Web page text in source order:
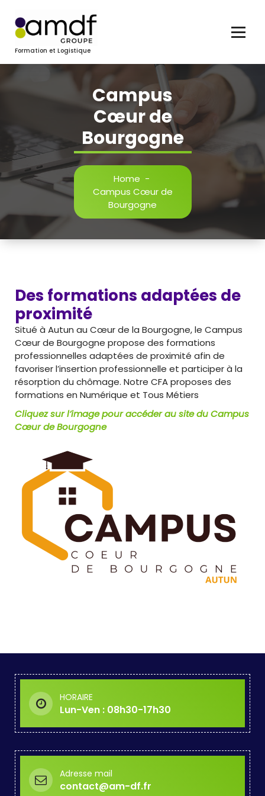
content
Formation et Logistique
Campus
Cœur de
Bourgogne
Home -
Campus Cœur de
Bourgogne
Des formations adaptées de
proximité
Situé à Autun au Cœur de la Bourgogne, le Campus
Cœur de Bourgogne propose des formations
professionnelles adaptées de proximité afin de
favoriser l’insertion professionnelle et participer à la
résorption du chômage. Notre CFA proposes des
formations en Numérique et Tous Métiers
Cliquez sur l’image pour accéder au site du Campus
Cœur de Bourgogne
HORAIRE
Lun-Ven : 08h30-17h30
Adresse mail
contact@am-df.fr